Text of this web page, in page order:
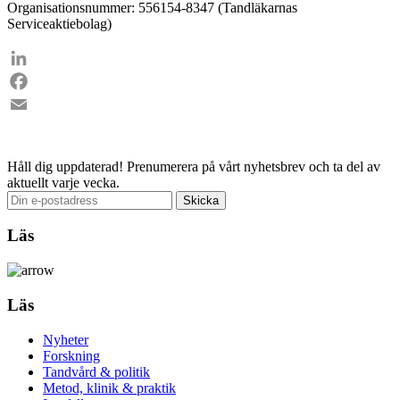
Organisationsnummer: 556154-8347 (Tandläkarnas
Serviceaktiebolag)
LinkedIn
Facebook
Håll dig uppdaterad! Prenumerera på vårt nyhetsbrev och ta del av
aktuellt varje vecka.
Läs
Läs
Nyheter
Forskning
Tandvård & politik
Metod, klinik & praktik